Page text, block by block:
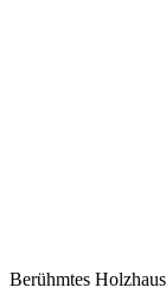
Berühmtes